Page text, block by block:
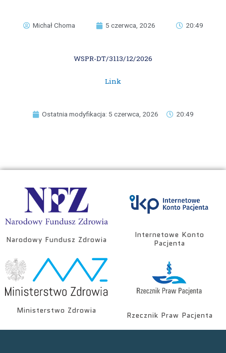
Michał Choma 5 czerwca, 2026 20:49
WSPR-DT/3113/12/2026
Link
Ostatnia modyfikacja: 5 czerwca, 2026 20:49
Narodowy Fundusz Zdrowia
Internetowe Konto
Pacjenta
Ministerstwo Zdrowia
Rzecznik Praw Pacjenta